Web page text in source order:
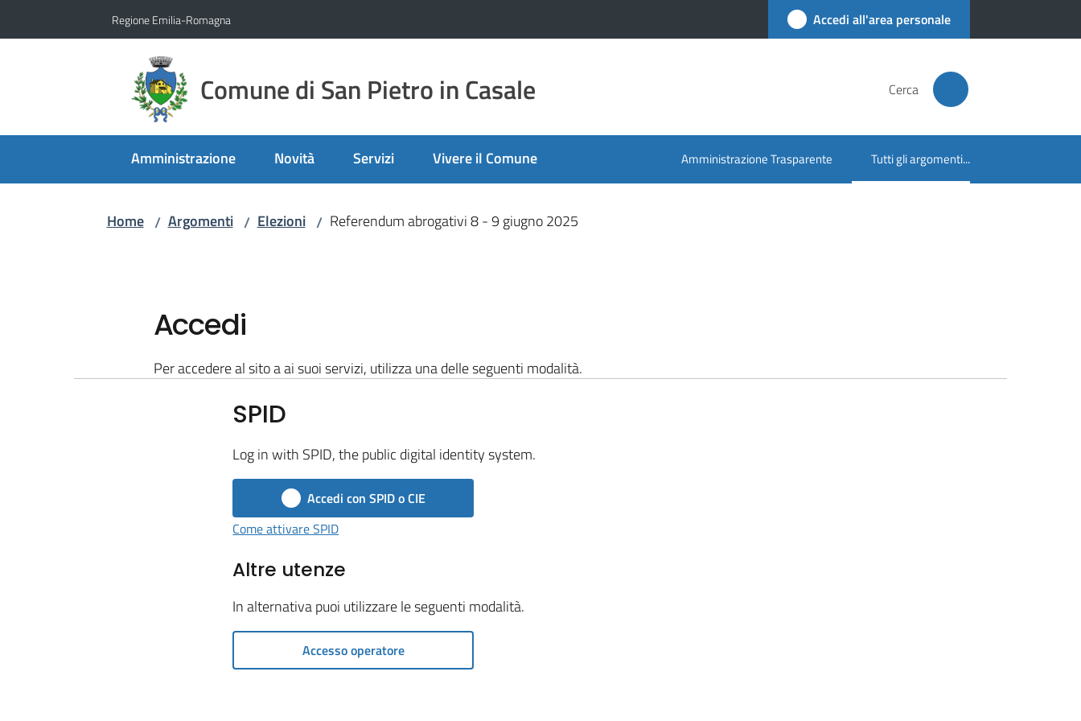
Regione Emilia-Romagna Accedi all'area personale
Comune di San Pietro in Casale Cerca
Amministrazione Novità Servizi Vivere il Comune Amministrazione Trasparente Tutti gli argomenti...
Menu selezionato
Home / Argomenti / Elezioni / Referendum abrogativi 8 - 9 giugno 2025
Accedi
Per accedere al sito a ai suoi servizi, utilizza una delle seguenti modalità.
SPID
Log in with SPID, the public digital identity system.
Accedi con SPID o CIE
Come attivare SPID
Altre utenze
In alternativa puoi utilizzare le seguenti modalità.
Accesso operatore